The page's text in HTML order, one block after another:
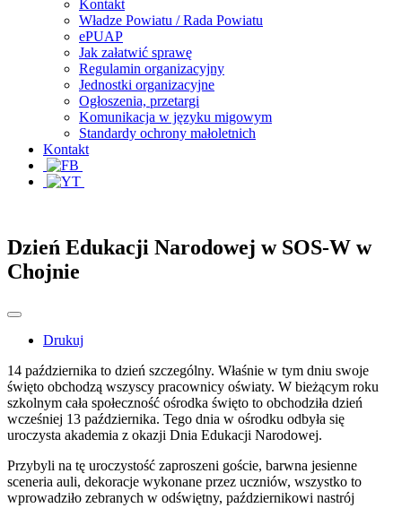
Kontakt
Władze Powiatu / Rada Powiatu
ePUAP
Jak załatwić sprawę
Regulamin organizacyjny
Jednostki organizacyjne
Ogłoszenia, przetargi
Komunikacja w języku migowym
Standardy ochrony małoletnich
Kontakt
Dzień Edukacji Narodowej w SOS-W w
Chojnie
Drukuj
14 października to dzień szczególny. Właśnie w tym dniu swoje
święto obchodzą wszyscy pracownicy oświaty. W bieżącym roku
szkolnym cała społeczność ośrodka święto to obchodziła dzień
wcześniej 13 października. Tego dnia w ośrodku odbyła się
uroczysta akademia z okazji Dnia Edukacji Narodowej.
Przybyli na tę uroczystość zaproszeni goście, barwna jesienne
sceneria auli, dekoracje wykonane przez uczniów, wszystko to
wprowadziło zebranych w odświętny, październikowi nastrój